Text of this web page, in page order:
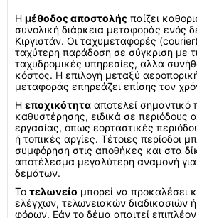
Η μέθοδος αποστολής παίζει
συνολική διάρκεια μεταφοράς ενός
Κιργιστάν. Οι ταχυμεταφορές
ταχύτερη παράδοση σε σύγκριση με
ταχυδρομικές υπηρεσίες, αλλά
κόστος. Η επιλογή μεταξύ
μεταφοράς επηρεάζει επίσης τον
Η εποχικότητα αποτελεί σημαντικό
καθυστέρησης, ειδικά σε περιόδους
εργασίας, όπως εορταστικές
ή τοπικές αργίες. Τέτοιες περίοδοι
συμφόρηση στις αποθήκες και στα
αποτέλεσμα μεγαλύτερη αναμονή
δεμάτων.
Το τελωνείο μπορεί να προκαλέσει
ελέγχων, τελωνειακών διαδικασιών
φόρων. Εάν το δέμα απαιτεί